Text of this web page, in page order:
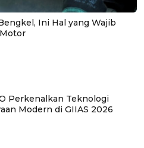
Ini Hal yang Wajib
Perkenalkan Teknologi
Modern di GIIAS 2026